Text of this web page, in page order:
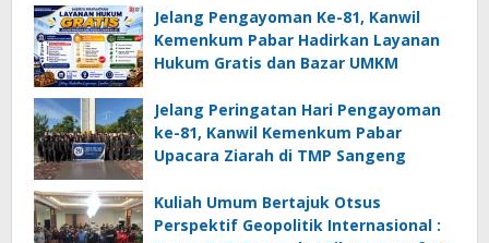
Jelang Pengayoman Ke-81, Kanwil
Kemenkum Pabar Hadirkan Layanan
Hukum Gratis dan Bazar UMKM
Jelang Peringatan Hari Pengayoman
ke-81, Kanwil Kemenkum Pabar
Upacara Ziarah di TMP Sangeng
Kuliah Umum Bertajuk Otsus
Perspektif Geopolitik Internasional :